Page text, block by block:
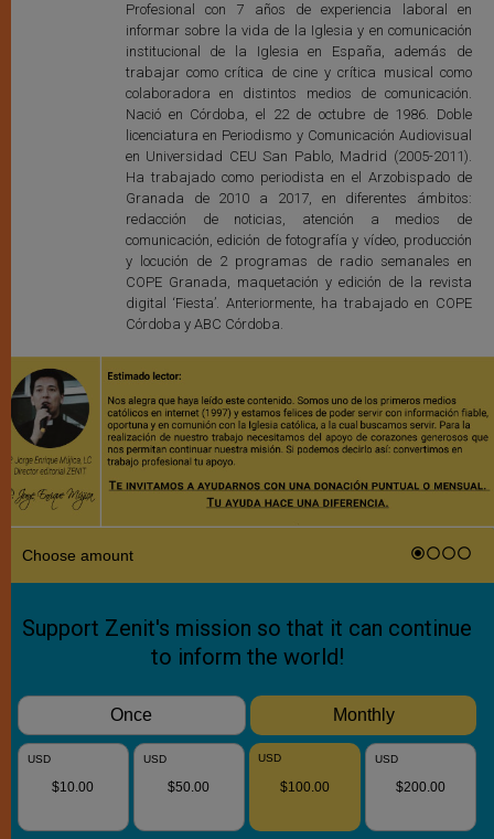
Profesional con 7 años de experiencia laboral en
informar sobre la vida de la Iglesia y en comunicación
institucional de la Iglesia en España, además de
trabajar como crítica de cine y crítica musical como
colaboradora en distintos medios de comunicación.
Nació en Córdoba, el 22 de octubre de 1986. Doble
licenciatura en Periodismo y Comunicación Audiovisual
en Universidad CEU San Pablo, Madrid (2005-2011).
Ha trabajado como periodista en el Arzobispado de
Granada de 2010 a 2017, en diferentes ámbitos:
redacción de noticias, atención a medios de
comunicación, edición de fotografía y vídeo, producción
y locución de 2 programas de radio semanales en
COPE Granada, maquetación y edición de la revista
digital ‘Fiesta’. Anteriormente, ha trabajado en COPE
Córdoba y ABC Córdoba.